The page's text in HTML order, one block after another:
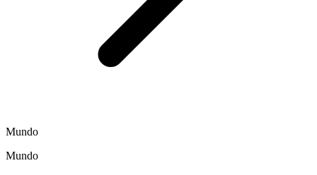
Mundo
Mundo